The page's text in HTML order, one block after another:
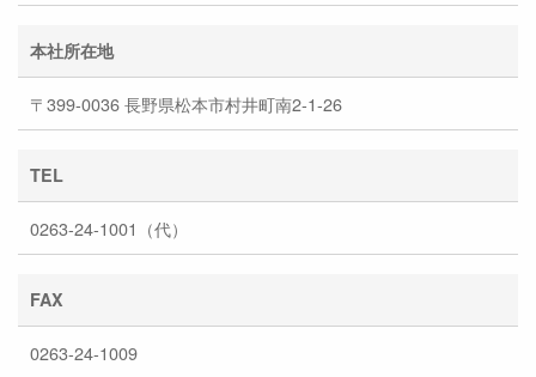
本社所在地
〒399-0036 長野県松本市村井町南2-1-26
TEL
0263-24-1001（代）
FAX
0263-24-1009